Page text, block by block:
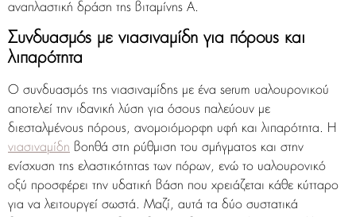
αναπλαστική δράση της βιταμίνης Α.
Συνδυασμός με νιασιναμίδη για πόρους και
λιπαρότητα
Ο συνδυασμός της νιασιναμίδης με ένα serum υαλουρονικού
αποτελεί την ιδανική λύση για όσους παλεύουν με
διεσταλμένους πόρους, ανομοιόμορφη υφή και λιπαρότητα. Η
νιασιναμίδη βοηθά στη ρύθμιση του σμήγματος και στην
ενίσχυση της ελαστικότητας των πόρων, ενώ το υαλουρονικό
οξύ προσφέρει την υδατική βάση που χρειάζεται κάθε κύτταρο
για να λειτουργεί σωστά. Μαζί, αυτά τα δύο συστατικά